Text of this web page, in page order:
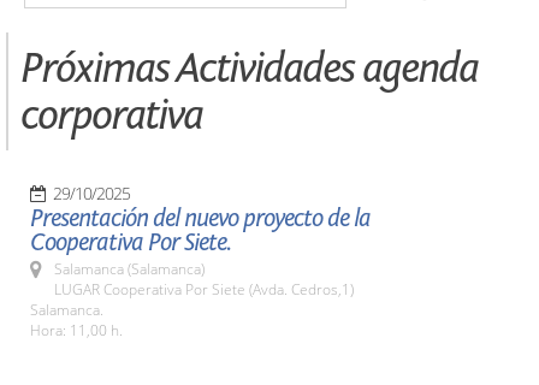
Próximas Actividades agenda
corporativa
29/10/2025
Presentación del nuevo proyecto de la
Cooperativa Por Siete.
Salamanca (Salamanca)
LUGAR Cooperativa Por Siete (Avda. Cedros,1)
Salamanca.
Hora: 11,00 h.